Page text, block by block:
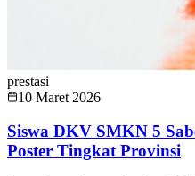
prestasi
10 Maret 2026
Siswa DKV SMKN 5
Poster Tingkat Provinsi